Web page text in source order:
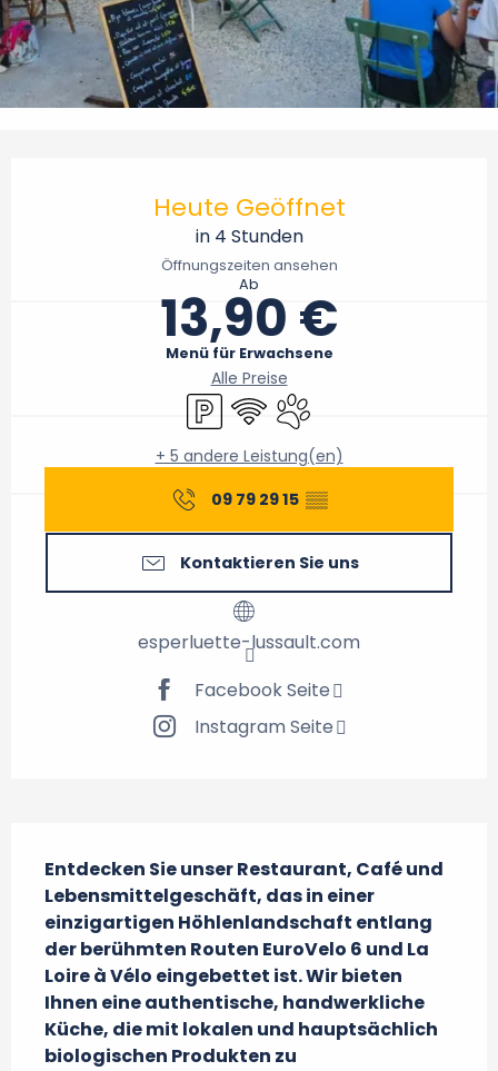
Heute Geöffnet
in 4 Stunden
Öffnungszeiten ansehen
Ab
13,90 €
Menü für Erwachsene
Alle Preise
Parkplatz
Wi-Fi Tiere erlaubt
+ 5 andere Leistung(en)
09 79 29 15 ▒▒
Kontaktieren Sie uns
esperluette-lussault.com
Facebook Seite
Instagram Seite
Entdecken Sie unser Restaurant, Café und
Lebensmittelgeschäft, das in einer
einzigartigen Höhlenlandschaft entlang
der berühmten Routen EuroVelo 6 und La
Loire à Vélo eingebettet ist. Wir bieten
Ihnen eine authentische, handwerkliche
Küche, die mit lokalen und hauptsächlich
biologischen Produkten zu